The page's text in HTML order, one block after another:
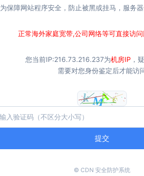
为保障网站程序安全，防止被黑或挂马，服务
正常海外家庭宽带,公司网络等可直接访
您当前IP:216.73.216.237为机房IP ，
需要对您身份鉴定后才能访
提交
© CDN 安全防护系统